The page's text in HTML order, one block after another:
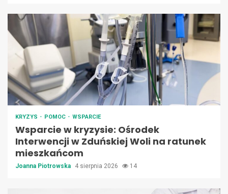
KRYZYS POMOC WSPARCIE
Wsparcie w kryzysie: Ośrodek
Interwencji w Zduńskiej Woli na ratunek
mieszkańcom
Joanna Piotrowska 4 sierpnia 2026 14